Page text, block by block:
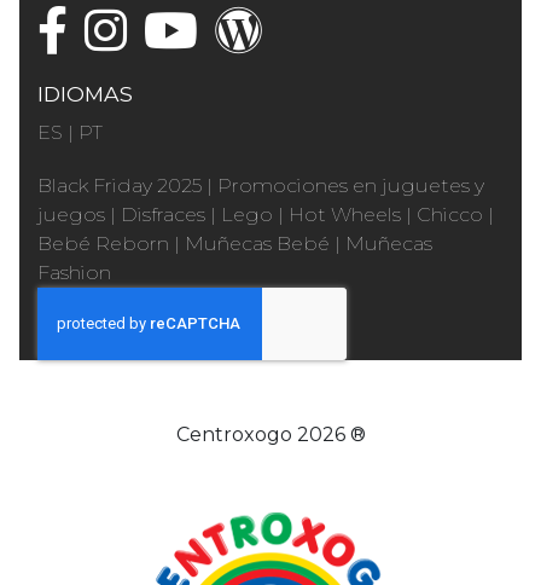
IDIOMAS
ES | PT
Black Friday 2025 | Promociones en juguetes y
juegos | Disfraces | Lego | Hot Wheels | Chicco |
Bebé Reborn | Muñecas Bebé | Muñecas
Fashion
Centroxogo 2026 ®